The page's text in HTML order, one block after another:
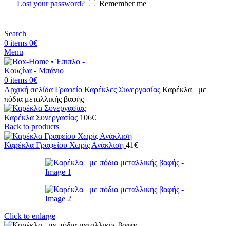
Lost your password? Remember me
Search
0 items 0€
Menu
0 items 0€
Αρχική σελίδα Γραφείο Καρέκλες Συνεργασίας Καρέκλα με
πόδια μεταλλικής βαφής
Καρέκλα Συνεργασίας 106€
Back to products
Καρέκλα Γραφείου Χωρίς Ανάκλιση 41€
Click to enlarge